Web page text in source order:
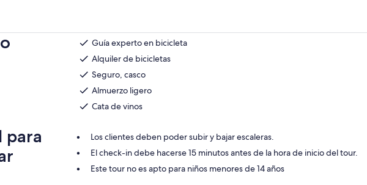
Guía experto en bicicleta
Alquiler de bicicletas
Seguro, casco
Almuerzo ligero
Cata de vinos
para
Los clientes deben poder subir y bajar escaleras.
El check-in debe hacerse 15 minutos antes de la hora de inicio del tour.
Este tour no es apto para niños menores de 14 años